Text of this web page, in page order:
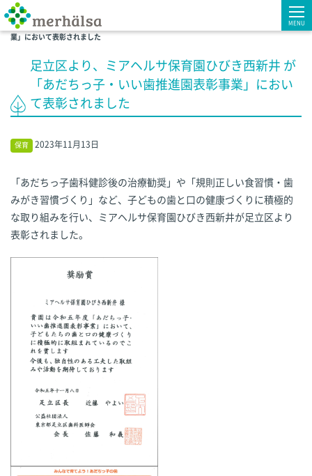
MENU
ホーム
足立区より、ミアヘルサ保育園ひびき西新井 が 「あだちっ子・いい歯推進園表彰事
業」において表彰されました
足立区より、ミアヘルサ保育園ひびき西新井 が
「あだちっ子・いい歯推進園表彰事業」におい
て表彰されました
保育 2023年11月13日
「あだちっ子歯科健診後の治療勧奨」や「規則正しい食習慣・歯
みがき習慣づくり」など、子どもの歯と口の健康づくりに積極的
な取り組みを行い、ミアヘルサ保育園ひびき西新井が足立区より
表彰されました。